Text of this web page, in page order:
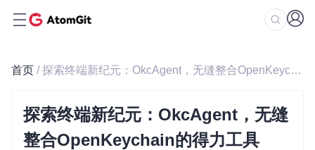
首页 / 探索终端新纪元：OkcAgent，无缝整合OpenKeychain的得力工具
探索终端新纪元：OkcAgent，无缝
整合OpenKeychain的得力工具